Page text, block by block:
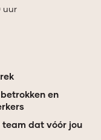
uur
en
team dat vóór jou